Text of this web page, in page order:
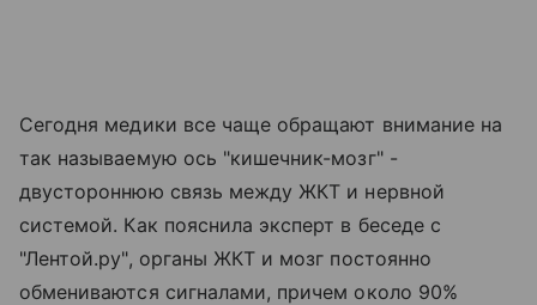
Сегодня медики все чаще обращают внимание на
так называемую ось "кишечник-мозг" -
двустороннюю связь между ЖКТ и нервной
системой. Как пояснила эксперт в беседе с
"Лентой.ру", органы ЖКТ и мозг постоянно
обмениваются сигналами, причем около 90%